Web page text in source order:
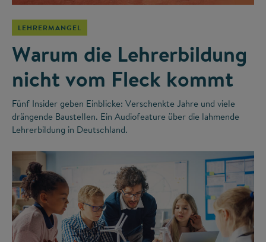
LEHRERMANGEL
Warum die Lehrerbildung
nicht vom Fleck kommt
Fünf Insider geben Einblicke: Verschenkte Jahre und viele
drängende Baustellen. Ein Audiofeature über die lahmende
Lehrerbildung in Deutschland.